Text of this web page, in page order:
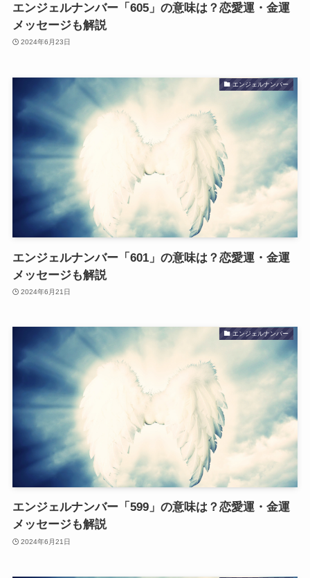
エンジェルナンバー「605」の意味は？恋愛運・金運
メッセージも解説
2024年6月23日
エンジェルナンバー
エンジェルナンバー「601」の意味は？恋愛運・金運
メッセージも解説
2024年6月21日
エンジェルナンバー
エンジェルナンバー「599」の意味は？恋愛運・金運
メッセージも解説
2024年6月21日